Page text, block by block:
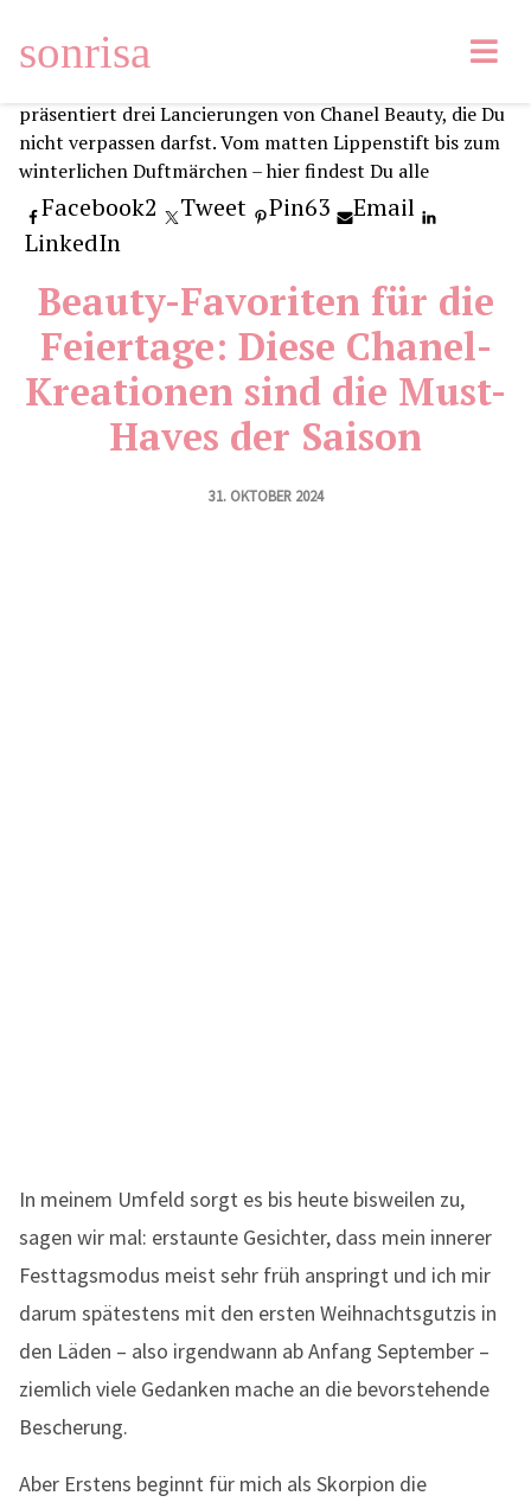
sonrisa
Facebook2 Tweet Pin63
Email
LinkedIn
Beauty-Favoriten für die
Feiertage: Diese Chanel-
Kreationen sind die Must-
Haves der Saison
31. OKTOBER 2024
In meinem Umfeld sorgt es bis heute bisweilen zu,
sagen wir mal: erstaunte Gesichter, dass mein innerer
Festtagsmodus meist sehr früh anspringt und ich mir
darum spätestens mit den ersten Weihnachtsgutzis in
den Läden – also irgendwann ab Anfang September –
ziemlich viele Gedanken mache an die bevorstehende
Bescherung.
Aber Erstens beginnt für mich als Skorpion die